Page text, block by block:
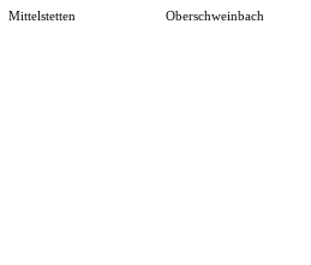
Mittelstetten Oberschweinbach